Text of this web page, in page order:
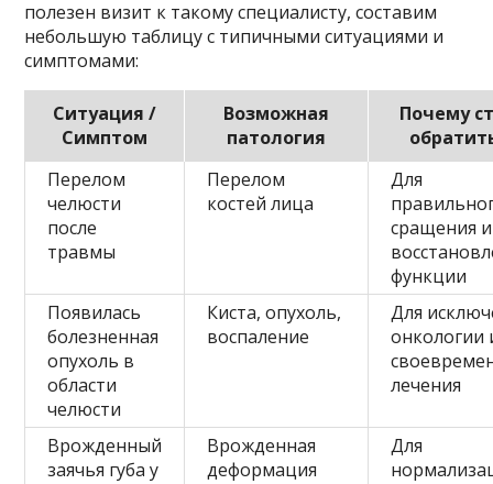
полезен визит к такому специалисту, составим
небольшую таблицу с типичными ситуациями и
симптомами:
Ситуация /
Симптом
Возможная
патология
Почему
Перелом
челюсти
после
травмы
Перелом
костей лица
Для
сращения и
функции
Появилась
болезненная
опухоль в
области
челюсти
Киста, опухоль,
воспаление
Для
онкологии
лечения
Врожденный
заячья губа у
Врожденная
деформация
Для